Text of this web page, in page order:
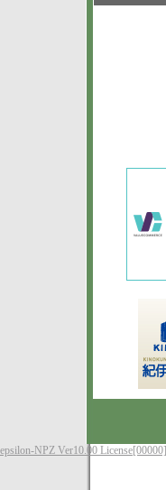
epsilon-NPZ Ver10.00 License[00000]